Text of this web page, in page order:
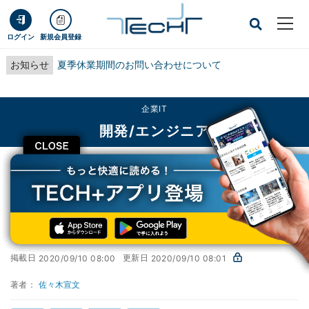
ログイン 新規会員登録
お知らせ 夏季休業期間のお問い合わせについて
CLOSE
企業IT
開発/エンジニア
TECH+ 企業IT 開発/エンジニア コマンドパレットを利用する
第35回 1からマスター! Windows Terminal入門
コマンドパレットを利用する
掲載日 2020/09/10 08:00 更新日 2020/09/10 08:01
著者： 佐々木宣文